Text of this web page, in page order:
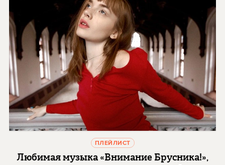
ПЛЕЙЛИСТ
Любимая музыка «Внимание Брусника!»,